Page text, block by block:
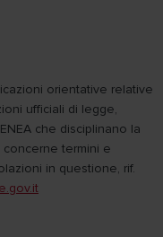
orientative relative
ufficiali di legge,
che disciplinano la
termini e
in questione, rif.